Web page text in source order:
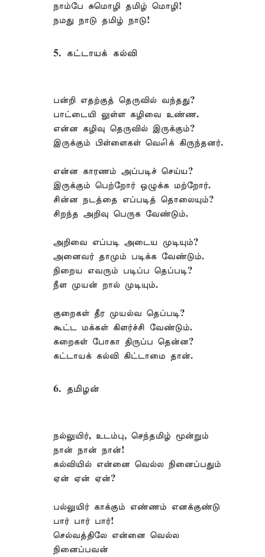
நாம்பே சுமொழி தமிழ் மொழி!
நமது நாடு தமிழ் நாடு!
5. கட்டாயக் கல்வி
பன்றி எதற்குத் தெருவில் வந்தது?
பாட்டையி லுள்ள கழிவை உண்ண.
என்ன கழிவு தெருவில் இருக்கும்?
இருக்கும் பிள்ளைகள் வௌிக் கிருந்தனர்.
என்ன காரணம் அப்படிச் செய்ய?
இருக்கும் பெற்றோர் ஒழுக்க மற்றோர்.
சின்ன நடத்தை எப்படித் தொலையும்?
சிறந்த அறிவு பெருக வேண்டும்.
அறிவை எப்படி அடைய முடியும்?
அனைவர் தாமும் படிக்க வேண்டும்.
நிறைய எவரும் படிப்ப தெப்படி?
நீள முயன் றால் முடியும்.
குறைகள் தீர முயல்வ தெப்படி?
கூட்ட மக்கள் கிளர்ச்சி வேண்டும்.
கறைகள் போகா திருப்ப தென்ன?
கட்டாயக் கல்வி கிட்டாமை தான்.
6. தமிழன்
நல்லுயிர், உடம்பு, செந்தமிழ் மூன்றும்
நான் நான் நான்!
கல்வியில் என்னை வெல்ல நினைப்பதும்
ஏன் ஏன் ஏன்?
பல்லுயிர் காக்கும் எண்ணம் எனக்குண்டு
பார் பார் பார்!
செல்வத்திலே என்னை வெல்ல
நினைப்பவன்